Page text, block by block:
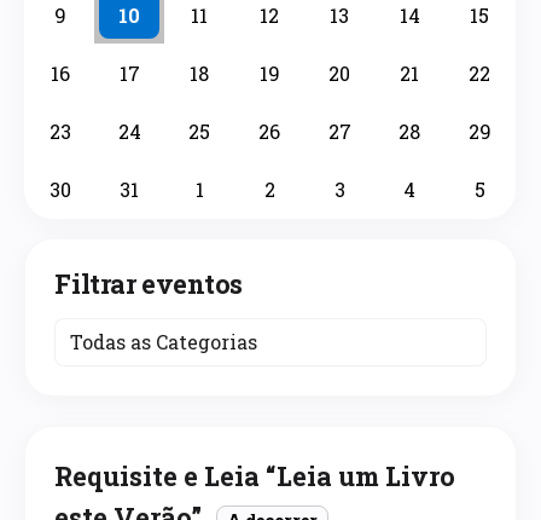
9 10 11 12 13 14 15
16 17 18 19 20 21 22
23 24 25 26 27 28 29
30 31 1 2 3 4 5
Filtrar eventos
Requisite e Leia “Leia um Livro